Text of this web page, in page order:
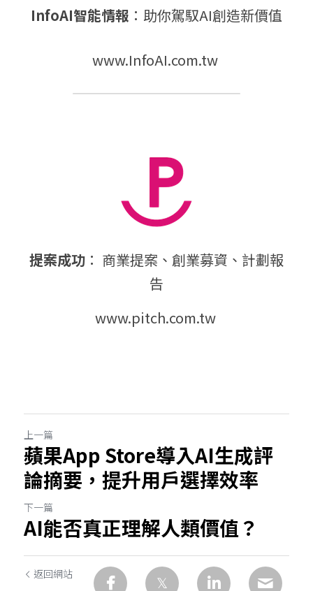
InfoAI智能情報 ：助你駕馭AI創造新價值
www.InfoAI.com.tw
提案成功 ： 商業提案、創業募資、計劃報
告
www.pitch.com.tw
上一篇
蘋果App Store導入AI生成評
論摘要，提升用戶選擇效率
下一篇
AI能否真正理解人類價值？
返回網站